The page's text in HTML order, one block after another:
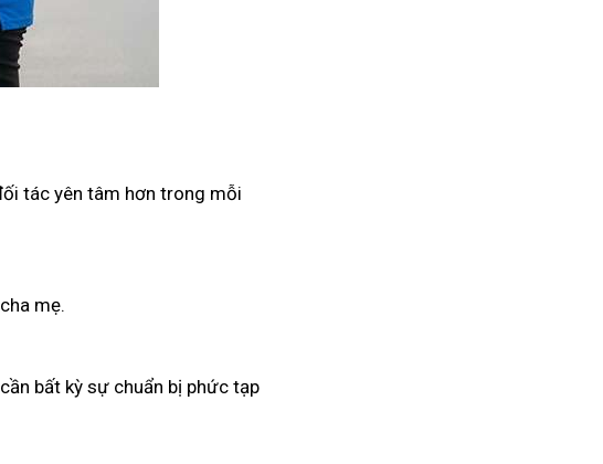
tác yên tâm hơn trong mỗi
mẹ.
bất kỳ sự chuẩn bị phức tạp